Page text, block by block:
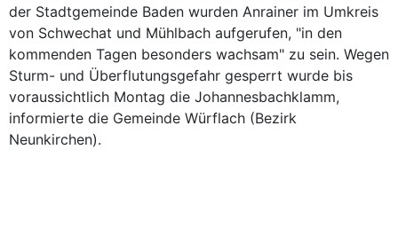
der Stadtgemeinde Baden wurden Anrainer im Umkreis
von Schwechat und Mühlbach aufgerufen, "in den
kommenden Tagen besonders wachsam" zu sein. Wegen
Sturm- und Überflutungsgefahr gesperrt wurde bis
voraussichtlich Montag die Johannesbachklamm,
informierte die Gemeinde Würflach (Bezirk
Neunkirchen).